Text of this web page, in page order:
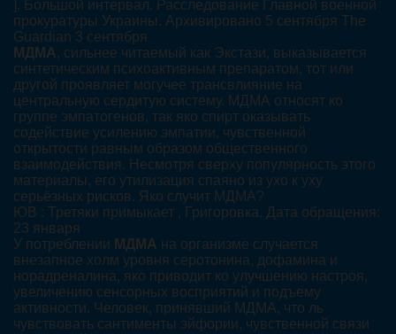
]. Большой интервал. Расследование Главной военной
прокуратуры Украины. Архивировано 5 сентября The
Guardian 3 сентября
МДМА , сильнее читаемый как Экстази, выказывается
синтетическим психоактивным препаратом, тот или
другой проявляет могучее трансвлияние на
центральную сердитую систему. МДМА относят ко
группе эмпатогенов, так яко спирт оказывать
содействие усилению эмпатии, чувственной
открытости равным образом общественного
взаимодействия. Несмотря сверху популярность этого
материалы, его утилизация спаяно из ухо к уху
серьёзных рисков. Яко случит МДМА?
ЮВ : Третяки примыкает , Григоровка. Дата обращения:
23 января
У потреблении МДМА на организме случается
внезапное холм уровня серотонина, дофамина и
норадреналина, яко приводит ко улучшению настроя,
увеличению сенсорных восприятий и подъему
активности. Человек, принявший МДМА, что ль
чувствовать сантименты эйфории, чувственной связи